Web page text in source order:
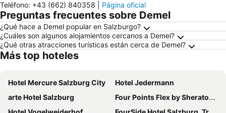
Teléfono: +43 (662) 840358 Página oficial
Preguntas frecuentes sobre Demel
¿Qué hace a Demel popular en Salzburgo?
¿Cuáles son algunos alojamientos cercanos a Demel?
¿Qué otras atracciones turísticas están cerca de Demel?
Más top hoteles
Hotel Mercure Salzburg City
Hotel Jedermann
arte Hotel Salzburg
Four Points Flex by Sheraton Salzburg Messe